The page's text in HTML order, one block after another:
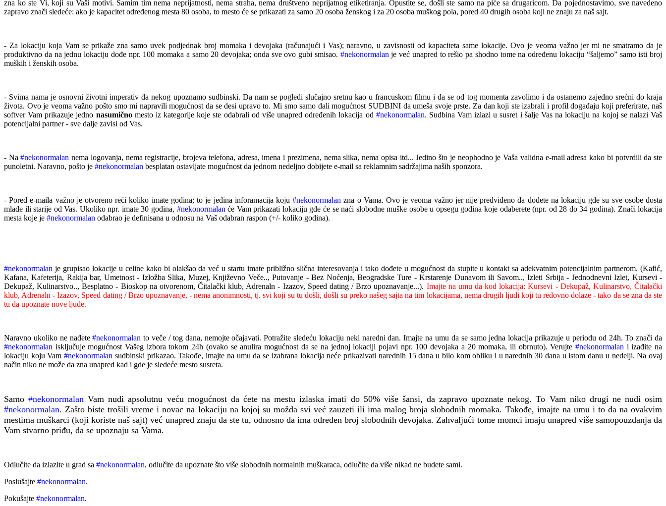
zna ko ste Vi,koji su Vaši motivi. Samim timnema neprijatnosti, nema straha, nemadruštveno neprijatnogetiketiranja. Opustite se, došli ste samona piće sa drugaricom.Da pojednostavimo, sve navedeno
zapravo znači sledeće: ako je kapacitet određenog mesta 80 osoba, to mesto će se prikazati za samo 20 osoba ženskog i za 20 osoba muškog pola, pored 40 drugih osoba koji ne znaju za naš sajt.
- Za lokaciju koja Vam se prikaže zna samouvek podjednak broj momaka i devojaka (računajući i Vas); naravno,u zavisnosti od kapaciteta same lokacije. Ovo je veoma važno jermi ne smatramo da je
produktivno da na jednu lokaciju dođe npr. 100momaka a samo 20 devojaka; onda sve ovo gubi smisao. #nekonormalan jeveć unapred torešiopa shodno tome naodređenu lokaciju “šaljemo” samo isti broj
muških i ženskih osoba.
- Svima nama je osnovni životni imperativ danekog upoznamo sudbinski. Da nam se pogledi slučajno sretnu kao u francuskom filmu i da se od tog momenta zavolimo i da ostanemo zajedno srećni dokraja
života. Ovo je veomavažnopošto smo mi napravili mogućnost da se desi upravo to. Mi smo samo dali mogućnost SUDBINI da umeša svoje prste. Za dan koji ste izabrali i profil događaju koji preferirate, naš
softverVam prikazuje jedno nasumičnomesto iz kategorije koje ste odabrali od višeunapred određenihlokacija od #nekonormalan. Sudbina Vam izlazi u susret i šalje Vas na lokaciju na kojoj se nalazi Vaš
potencijalni partner - sve dalje zavisi od Vas.
- Na#nekonormalan nema logovanja, nema registracije, brojeva telefona, adresa, imena i prezimena, nema slika, nema opisa itd... Jedino što je neophodnoje Vaša validna e-mail adresa kako bi potvrdili da ste
punoletni. Naravno, pošto je #nekonormalan besplatan ostavljate mogućnost da jednom nedeljno dobijete e-mail sa reklamnim sadržajima naših sponzora.
- Porede-maila važno je otvoreno reći koliko imate godina;to je jedina inforamacija koju#nekonormalanzna o Vama. Ovo je veoma važnojernije predviđeno da dođete na lokaciju gde su sve osobedosta
mlađe ili starije od Vas. Ukolikonpr. imate 30 godina, #nekonormalan će Vam prikazati lokaciju gde će se naći slobodne muške osobeu opsegu godina koje odaberete (npr. od 28 do34 godina). Znači lokacija
mesta koje je #nekonormalan odabrao je definisana u odnosu na Vaš odabran raspon (+/- koliko godina).
#nekonormalan je grupisao lokacije u celine kako bi olakšao daveć u startuimate približno slična interesovanja i tako dođete u mogućnost da stupite u kontakt sa adekvatnimpotencijalnim partnerom. (Kafić,
Kafana, Kafeterija, Rakija bar, Umetnost - Izložba Slika, Muzej, Književno Veče.., Putovanje - Bez Noćenja, Beogradske Ture - Krstarenje Dunavom ili Savom.., Izleti Srbija - Jednodnevni Izlet, Kursevi -
Dekupaž, Kulinarstvo.., Besplatno - Bioskop na otvorenom, Čitalački klub, Adrenaln - Izazov, Speed dating / Brzo upoznavanje...). Imajte na umu da kod lokacija: Kursevi - Dekupaž, Kulinarstvo, Čitalački
klub, Adrenaln - Izazov, Speed dating / Brzo upoznavanje, - nema anonimnosti, tj. svi koji su tu došli, došli su preko našeg sajta na tim lokacijama, nema drugih ljudi koji tu redovno dolaze - tako da se zna da ste
tu da upoznate nove ljude.
Naravno ukoliko ne nađete#nekonormalanto veče / tog dana, nemojte očajavati.Potražite sledeću lokaciju neki naredni dan. Imajte na umu da se samo jedna lokacijaprikazuje u periodu od 24h.To znači da
#nekonormalan isključuje mogućnost Vašeg izboratokom 24h (ovako se anulira mogućnost da se na jednojlokaciji pojavi npr. 100devojaka a 20momaka, ili obrnuto). Verujte#nekonormalan i izađite na
lokaciju koju Vam#nekonormalan sudbinski prikazao.Takođe,imajte na umu da se izabrana lokacija neće prikazivati narednih 15 dana u bilo kom obliku i u narednih 30 dana u istom danu u nedelji.Na ovaj
način niko ne može da zna unapred kad i gde je sledeće mesto susreta.
Samo#nekonormalan Vam nudiapsolutnu veću mogućnost da ćete namestu izlaskaimati do 50% više šansi, da zapravo upoznate nekog. To Vam niko drugi ne nudiosim
#nekonormalan. Zašto biste trošili vreme i novac na lokaciju na kojoj su možda svi već zauzeti iliimamalog broja slobodnihmomaka. Takođe, imajte na umu i to da na ovakvim
mestima muškarci (koji koriste naš sajt) već unapred znaju da ste tu, odnosno da ima određen brojslobodnih devojaka. Zahvaljući tome momci imaju unapred više samopouzdanja da
Vam stvarno priđu, da se upoznaju sa Vama.
Odlučite da izlazite u grad sa #nekonormalan, odlučite da upoznate što više slobodnih normalnih muškaraca, odlučite da više nikad ne budete sami.
Poslušajte #nekonormalan.
Pokušajte #nekonormalan.